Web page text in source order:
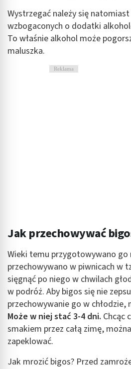
Wystrzegać należy się
wzbogaconych o dodatki
To właśnie alkohol może
maluszka.
Reklama
Jak przechowywać
Wieki temu przygotowywano go
przechowywano w piwnicach w
sięgnąć po niego w chwilach
w podróż. Aby bigos się nie
przechowywanie go w chłodzie,
Może w niej stać 3-4 dni. Chcąc
smakiem przez całą zimę,
zapeklować.
Jak mrozić bigos? Przed